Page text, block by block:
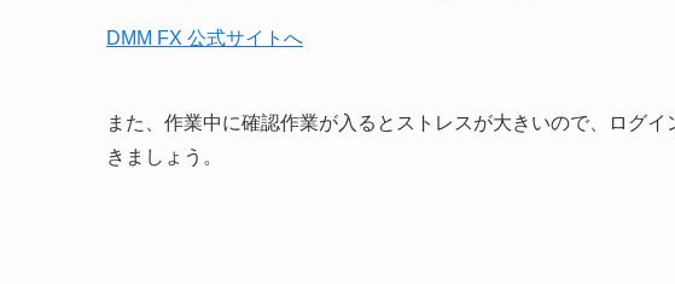
DMM FX 公式サイトへ
また、作業中に確認作業が入るとストレスが大きいので、ログ
きましょう。